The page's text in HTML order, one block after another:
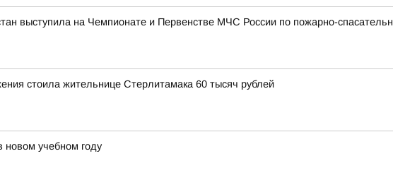
выступила на Чемпионате и Первенстве МЧС России по пожарно-
стоила жительнице Стерлитамака 60 тысяч рублей
новом учебном году